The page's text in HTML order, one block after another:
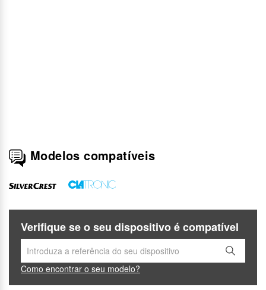
Modelos compatíveis
Verifique se o seu dispositivo é compatível
Como encontrar o seu modelo?